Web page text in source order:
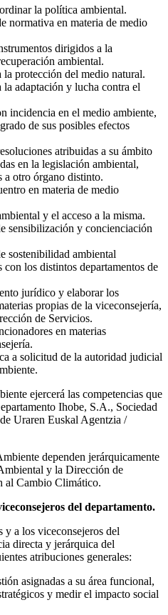
la política ambiental.
normativa en materia de medio
dirigidos a la
ambiental.
protección del medio natural.
adaptación y lucha contra el
incidencia en el medio ambiente,
de sus posibles efectos
atribuidas a su ámbito
en la legislación ambiental,
a otro órgano distinto.
en materia de medio
y el acceso a la misma.
sensibilización y concienciación
sostenibilidad ambiental
los distintos departamentos de
jurídico y elaborar los
propias de la viceconsejería,
de Servicios.
en materias
a solicitud de la autoridad judicial
ejercerá las competencias que
Ihobe, S.A., Sociedad
Uraren Euskal Agentzia /
dependen jerárquicamente
y la Dirección de
al Cambio Climático.
del departamento.
y a los viceconsejeros del
directa y jerárquica del
atribuciones generales:
asignadas a su área funcional,
y medir el impacto social